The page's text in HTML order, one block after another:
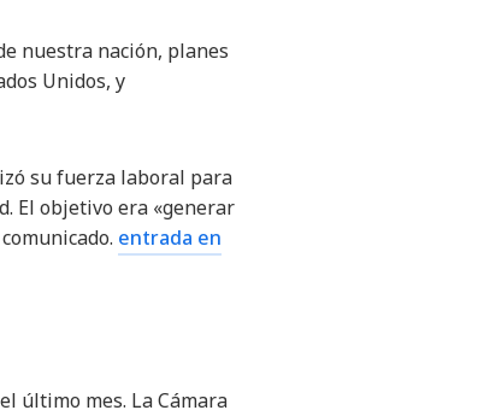
nuestra nación, planes
Unidos, y
su fuerza laboral para
El objetivo era «generar
entrada en
último mes. La Cámara